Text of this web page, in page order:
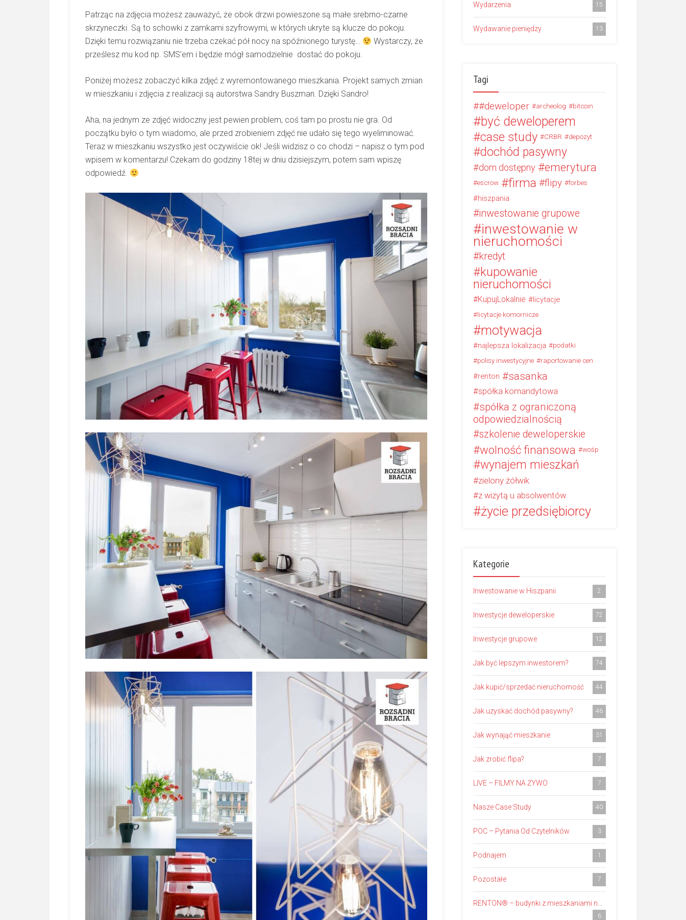
Patrząc na zdjęcia możesz zauważyć, że obok drzwi powieszone są małe srebrno-czarne
skrzyneczki. Są to schowki z zamkami szyfrowymi, w których ukryte są klucze do pokoju.
Dzięki temu rozwiązaniu nie trzeba czekać pół nocy na spóźnionego turystę…
Wystarczy, że
prześlesz mu kod np. SMS’em i będzie mógł samodzielnie dostać do pokoju.
Poniżej możesz zobaczyć kilka zdjęć z wyremontowanego mieszkania. Projekt samych zmian
w mieszkaniu i zdjęcia z realizacji są autorstwa Sandry Buszman. Dzięki Sandro!
Aha, na jednym ze zdjęć widoczny jest pewien problem, coś tam po prostu nie gra. Od
początku było o tym wiadomo, ale przed zrobieniem zdjęć nie udało się tego wyeliminować.
Teraz w mieszkaniu wszystko jest oczywiście ok! Jeśli widzisz o co chodzi – napisz o tym pod
wpisem w komentarzu! Czekam do godziny 18tej w dniu dzisiejszym, potem sam wpiszę
odpowiedź.
Wydarzenia 15
Wydawanie pieniędzy 13
Tagi
#deweloper archeolog bitcoin
być deweloperem
case study CRBR depozyt
dochód pasywny
dom dostępny emerytura
escrow firma flipy forbes
hiszpania
inwestowanie grupowe
inwestowanie w
nieruchomości
kredyt
kupowanie
nieruchomości
KupujLokalnie licytacje
licytacje komornicze
motywacja
najlepsza lokalizacja
podatki
polisy inwestycyjne
raportowanie cen
renton sasanka
spółka komandytowa
spółka z ograniczoną
odpowiedzialnością
szkolenie deweloperskie
wolność finansowa wośp
wynajem mieszkań
zielony żółwik
z wizytą u absolwentów
życie przedsiębiorcy
Kategorie
Inwestowanie w Hiszpanii 2
Inwestycje deweloperskie 72
Inwestycje grupowe 12
Jak być lepszym inwestorem? 74
Jak kupić/sprzedać nieruchomość 44
Jak uzyskać dochód pasywny? 46
Jak wynająć mieszkanie 31
Jak zrobić flipa? 7
LIVE – FILMY NA ŻYWO 7
Nasze Case Study 40
POC – Pytania Od Czytelników 3
Podnajem 1
Pozostałe 7
RENTON® – budynki z mieszkaniami na wynajem
6